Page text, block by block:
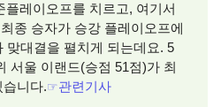
플레이오프를 치르고, 여기서
종 승자가 승강 플레이오프에
맞대결을 펼치게 되는데요. 5
서울 이랜드(승점 51점)가 최
습니다.☞관련기사